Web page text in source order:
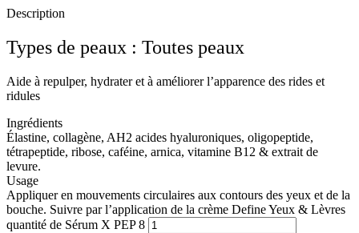
Description
Types de peaux : Toutes peaux
Aide à repulper, hydrater et à améliorer l’apparence des rides et
ridules
Ingrédients
Élastine, collagène, AH2 acides hyaluroniques, oligopeptide,
tétrapeptide, ribose, caféine, arnica, vitamine B12 & extrait de
levure.
Usage
Appliquer en mouvements circulaires aux contours des yeux et de la
bouche. Suivre par l’application de la crème Define Yeux & Lèvres
quantité de Sérum X PEP 8